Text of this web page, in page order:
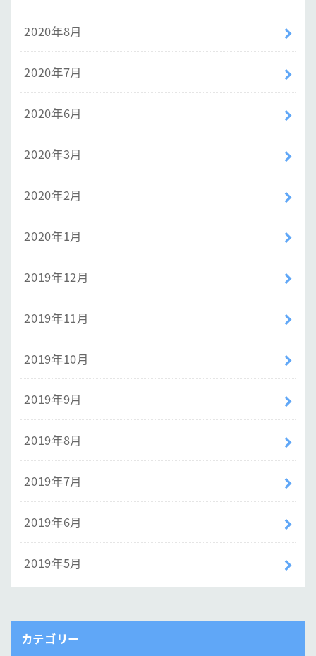
2020年8月
2020年7月
2020年6月
2020年3月
2020年2月
2020年1月
2019年12月
2019年11月
2019年10月
2019年9月
2019年8月
2019年7月
2019年6月
2019年5月
カテゴリー